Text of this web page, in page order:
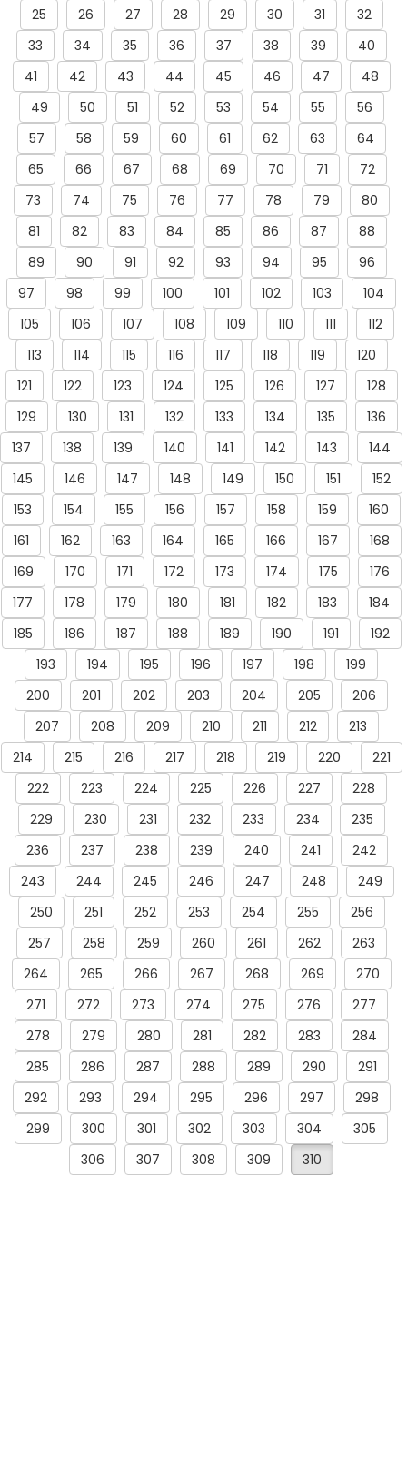
25
26 27 28 29 30 31
32
33
34 35 36 37 38 39
40
41
42 43 44 45 46 47
48
49
50 51 52 53 54 55
56
57
58 59 60 61 62 63
64
65
66 67 68 69 70 71
72
73
74 75 76 77 78 79
80
81
82 83 84 85 86 87
88
89
90 91 92 93 94 95
96
97
98 99 100 101 102 103
104
105
106 107 108 109 110 111
112
113
114 115 116 117 118 119
120
121
122 123 124 125 126 127
128
129
130 131 132 133 134 135
136
137
138 139 140 141 142 143
144
145
146 147 148 149 150 151
152
153
154 155 156 157 158 159
160
161
162 163 164 165 166 167
168
169
170 171 172 173 174 175
176
177
178 179 180 181 182 183
184
185
186 187 188 189 190 191
192
193
194 195 196 197 198
199
200
201 202 203 204 205
206
207
208 209 210 211 212
213
214
215 216 217 218 219 220
221
222
223 224 225 226 227
228
229
230 231 232 233 234
235
236
237 238 239 240 241
242
243
244 245 246 247 248
249
250
251 252 253 254 255
256
257
258 259 260 261 262
263
264
265 266 267 268 269
270
271
272 273 274 275 276
277
278
279 280 281 282 283
284
285
286 287 288 289 290
291
292
293 294 295 296 297
298
299
300 301 302 303 304
305
306
307 308 309 310